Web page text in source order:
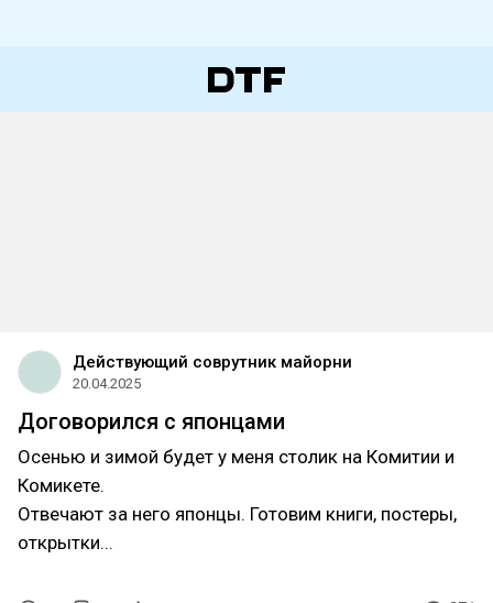
Действующий соврутник майорни
20.04.2025
Договорился с японцами
Осенью и зимой будет у меня столик на Комитии и
Комикете.
Отвечают за него японцы. Готовим книги, постеры,
открытки...